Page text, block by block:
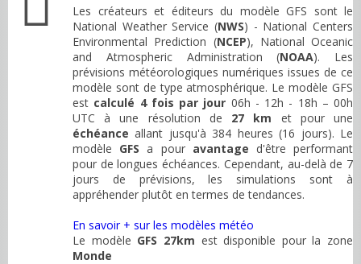
Les créateurs et éditeurs du modèle GFS sont le
National Weather Service (NWS) - National Centers
Environmental Prediction (NCEP), National Oceanic
and Atmospheric Administration (NOAA). Les
prévisions météorologiques numériques issues de ce
modèle sont de type atmosphérique. Le modèle GFS
est calculé 4 fois par jour 06h - 12h - 18h – 00h
UTC à une résolution de 27 km et pour une
échéance allant jusqu'à 384 heures (16 jours). Le
modèle GFS a pour avantage d'être performant
pour de longues échéances. Cependant, au-delà de 7
jours de prévisions, les simulations sont à
appréhender plutôt en termes de tendances.
En savoir + sur les modèles météo
Le modèle GFS 27km est disponible pour la zone
Monde